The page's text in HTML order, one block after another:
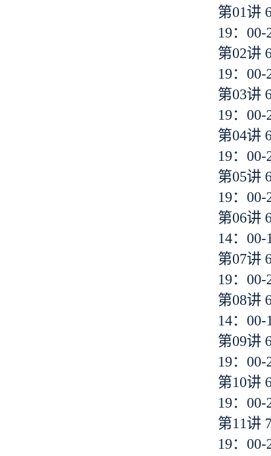
第01讲
19：00-
第02讲
19：00-
第03讲
19：00-
第04讲
19：00-
第05讲
19：00-
第06讲
14：00-
第07讲
19：00-
第08讲
14：00-
第09讲
19：00-
第10讲
19：00-
第11讲
19：00-